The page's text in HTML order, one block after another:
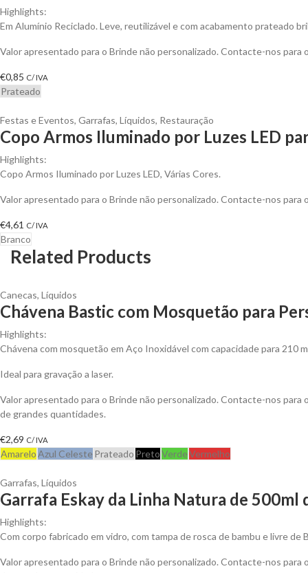
Highlights:
Em Alumínio Reciclado. Leve, reutilizável e com acabamento prateado
Valor apresentado para o Brinde não personalizado. Contacte-nos
€0,85 C/ IVA
Prateado
Festas e Eventos, Garrafas, Líquidos, Restauração
Copo Armos Iluminado por Luzes LED
Highlights:
Copo Armos Iluminado por Luzes LED, Várias Cores.
Valor apresentado para o Brinde não personalizado. Contacte-nos
€4,61 C/ IVA
Branco
Related Products
Canecas, Líquidos
Chávena Bastic com Mosquetão para
Highlights:
Chávena com mosquetão em Aço Inoxidável com capacidade para 210
Ideal para gravação a laser.
Valor apresentado para o Brinde não personalizado. Contacte-nos
de grandes quantidades.
€2,69 C/ IVA
AmareloAzul Celeste Prateado PretoVerdeVermelho
Garrafas, Líquidos
Garrafa Eskay da Linha Natura de 500ml
Highlights:
Com corpo fabricado em vidro, com tampa de rosca de bambu e livre de
Valor apresentado para o Brinde não personalizado. Contacte-nos